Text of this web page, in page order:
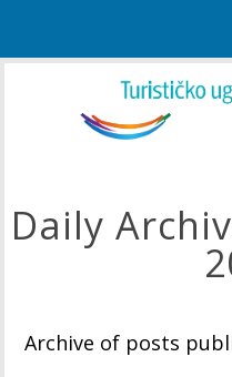
Daily
Archive of posts